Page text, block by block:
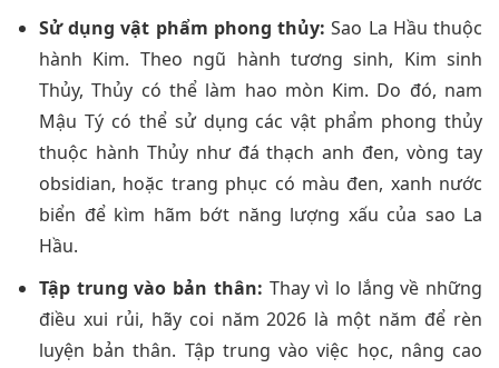
Sử dụng vật phẩm phong thủy: Sao La Hầu thuộc
hành Kim. Theo ngũ hành tương sinh, Kim sinh
Thủy, Thủy có thể làm hao mòn Kim. Do đó, nam
Mậu Tý có thể sử dụng các vật phẩm phong thủy
thuộc hành Thủy như đá thạch anh đen, vòng tay
obsidian, hoặc trang phục có màu đen, xanh nước
biển để kìm hãm bớt năng lượng xấu của sao La
Hầu.
Tập trung vào bản thân: Thay vì lo lắng về những
điều xui rủi, hãy coi năm 2026 là một năm để rèn
luyện bản thân. Tập trung vào việc học, nâng cao